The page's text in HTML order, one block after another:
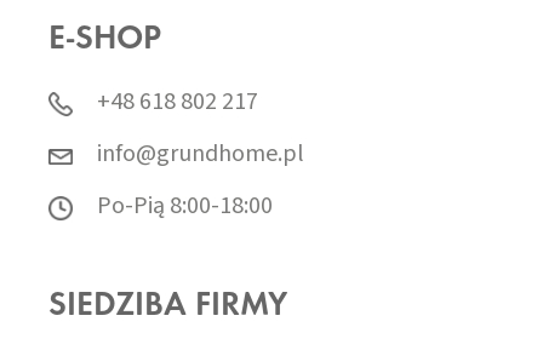
E-SHOP
+48 618 802 217
info@grundhome.pl
Po-Pią 8:00-18:00
SIEDZIBA FIRMY